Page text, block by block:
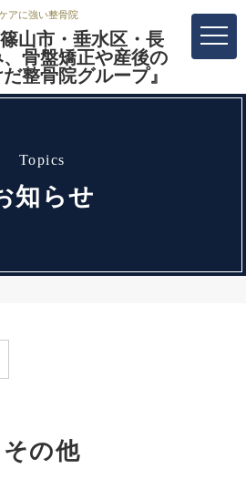
アに強い整骨院
topics
知らせ
その他